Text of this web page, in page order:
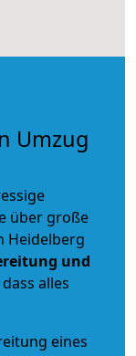
Umzug
über große
Heidelberg
und
alles
eines